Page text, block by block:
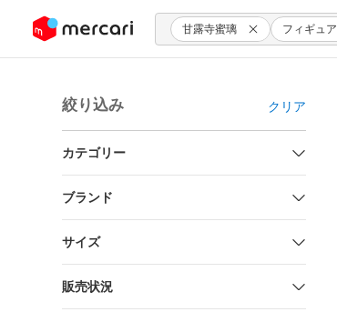
ツにスキップ 甘露寺蜜璃 フィギュア
絞り込み クリア
カテゴリー
ブランド
サイズ
販売状況